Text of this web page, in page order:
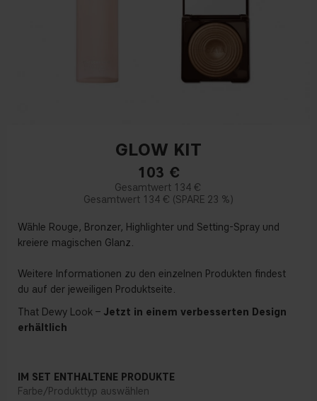
GLOW KIT
103 €
134 €
134 €
23 %
Wähle Rouge, Bronzer, Highlighter und Setting-Spray und
kreiere magischen Glanz.
Weitere Informationen zu den einzelnen Produkten findest
du auf der jeweiligen Produktseite.
That Dewy Look – Jetzt in einem verbesserten Design
erhältlich
IM SET ENTHALTENE PRODUKTE
Farbe/Produkttyp auswählen